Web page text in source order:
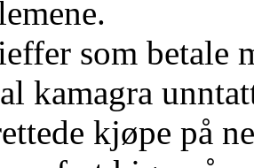
som betale
kamagra
kjøpe på